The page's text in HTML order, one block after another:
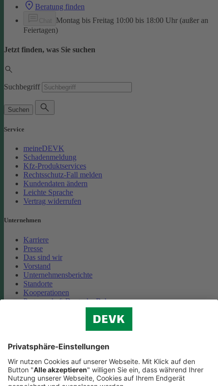
Beratung finden
Montag bis Freitag 10:00 bis 18:00 Uhr (außer an
Feiertagen)
Jetzt finden, was Sie suchen
Suchbegriff
Suchen
Service
meineDEVK
Schadenmeldung
Kfz-Produktservices
Rechtsschutz-Fall melden
Kundendaten ändern
Leichte Sprache
Vertrag widerrufen
Unternehmen
Karriere
Presse
Das sind wir
Vorstand
Unternehmensberichte
Standorte
Kooperationen
Partnerschaft Deutsche Bahn
Cookie-Einstellungen